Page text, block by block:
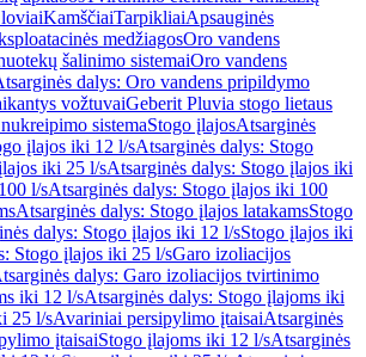
KamščiaiTarpikliaiApsauginės
medžiagosOro vandens
šalinimo sistemaiOro vandens
dalys: Oro vandens pripildymo
vožtuvaiGeberit Pluvia stogo lietaus
sistemaStogo įlajosAtsarginės
įlajos iki 12 l/sAtsarginės dalys: Stogo
iki 25 l/sAtsarginės dalys: Stogo įlajos iki
l/sAtsarginės dalys: Stogo įlajos iki 100
Atsarginės dalys: Stogo įlajos latakamsStogo
dalys: Stogo įlajos iki 12 l/sStogo įlajos iki
Stogo įlajos iki 25 l/sGaro izoliacijos
dalys: Garo izoliacijos tvirtinimo
iki 12 l/sAtsarginės dalys: Stogo įlajoms iki
25 l/sAvariniai persipylimo įtaisaiAtsarginės
įtaisaiStogo įlajoms iki 12 l/sAtsarginės